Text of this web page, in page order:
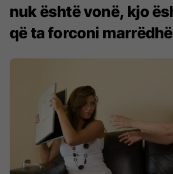
nuk është vonë, kjo
që ta forconi